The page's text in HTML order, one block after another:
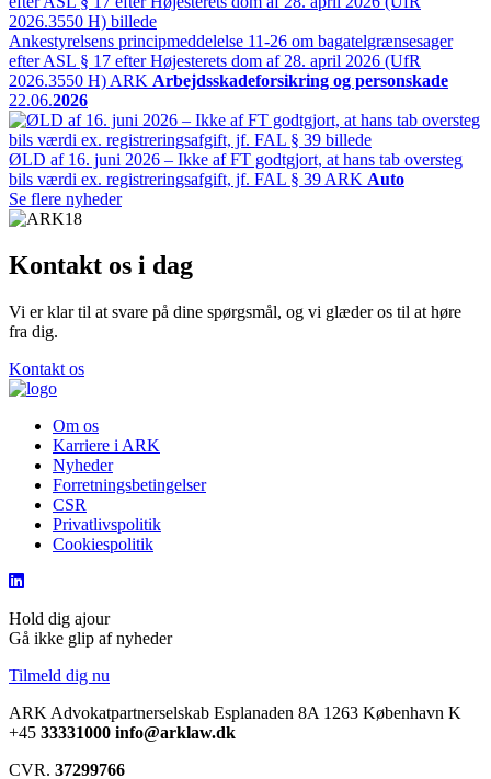
Ankestyrelsens principmeddelelse 11-26 om bagatelgrænsesager
efter ASL § 17 efter Højesterets dom af 28. april 2026 (UfR
2026.3550 H) ARK Arbejdsskadeforsikring og personskade
22.06.2026
ØLD af 16. juni 2026 – Ikke af FT godtgjort, at hans tab oversteg
bils værdi ex. registreringsafgift, jf. FAL § 39 ARK Auto
Se flere nyheder
Kontakt os i dag
Vi er klar til at svare på dine spørgsmål, og vi glæder os til at høre
fra dig.
Kontakt os
Om os
Karriere i ARK
Nyheder
Forretningsbetingelser
CSR
Privatlivspolitik
Cookiespolitik
Hold dig ajour
Gå ikke glip af nyheder
Tilmeld dig nu
ARK Advokatpartnerselskab Esplanaden 8A 1263 København K
+45 33331000 info@arklaw.dk
CVR. 37299766